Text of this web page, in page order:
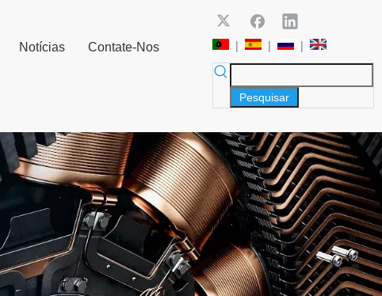
Notícias Contate-Nos | | |
Pesquisar